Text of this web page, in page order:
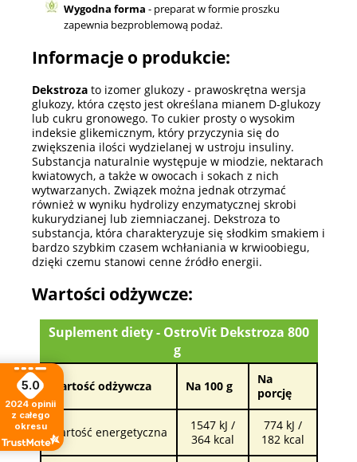
Wygodna forma - preparat w formie proszku
zapewnia bezproblemową podaż.
Informacje o produkcie:
Dekstroza to izomer glukozy - prawoskrętna wersja
glukozy, która często jest określana mianem D-glukozy
lub cukru gronowego. To cukier prosty o wysokim
indeksie glikemicznym, który przyczynia się do
zwiększenia ilości wydzielanej w ustroju insuliny.
Substancja naturalnie występuje w miodzie, nektarach
kwiatowych, a także w owocach i sokach z nich
wytwarzanych. Związek można jednak otrzymać
również w wyniku hydrolizy enzymatycznej skrobi
kukurydzianej lub ziemniaczanej. Dekstroza to
substancja, która charakteryzuje się słodkim smakiem i
bardzo szybkim czasem wchłaniania w krwioobiegu,
dzięki czemu stanowi cenne źródło energii.
Wartości odżywcze:
Suplement diety - OstroVit Dekstroza 800
g
Wartość odżywcza Na 100 g
Na
porcję
Wartość energetyczna
1547 kJ /
364 kcal
774 kJ /
182 kcal
5.0
2024 opinii
z całego
okresu